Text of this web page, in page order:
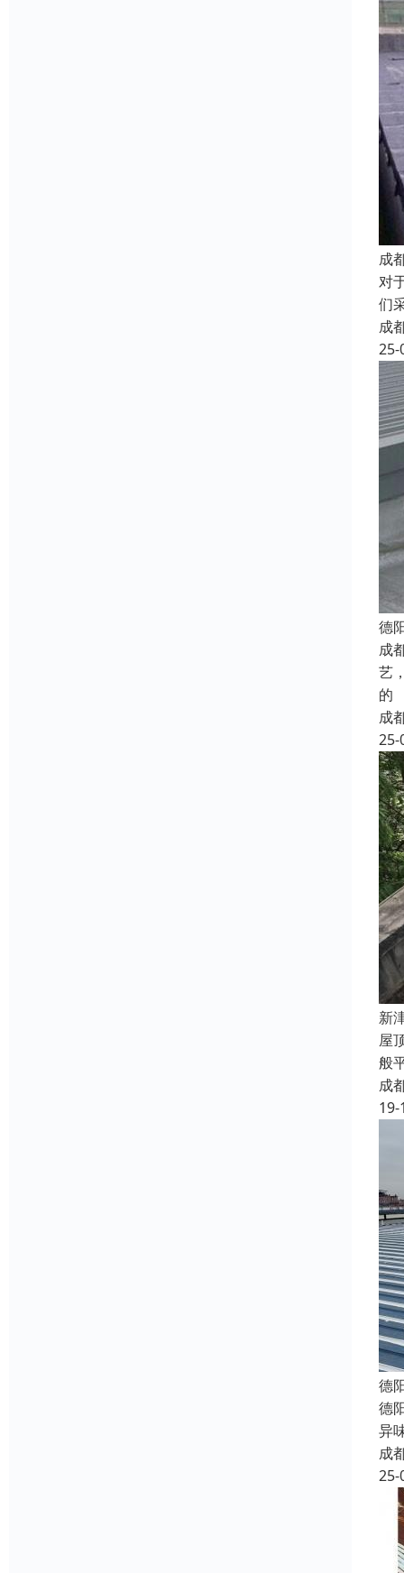
成
对
们
成
25-
德
成
艺
的
成
25-
新
屋
般
成
19-
德
德
异
成
25-